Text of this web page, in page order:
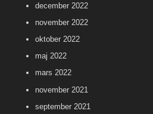
december 2022
november 2022
oktober 2022
maj 2022
mars 2022
november 2021
september 2021